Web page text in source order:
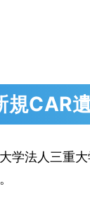
規CAR
法人三重